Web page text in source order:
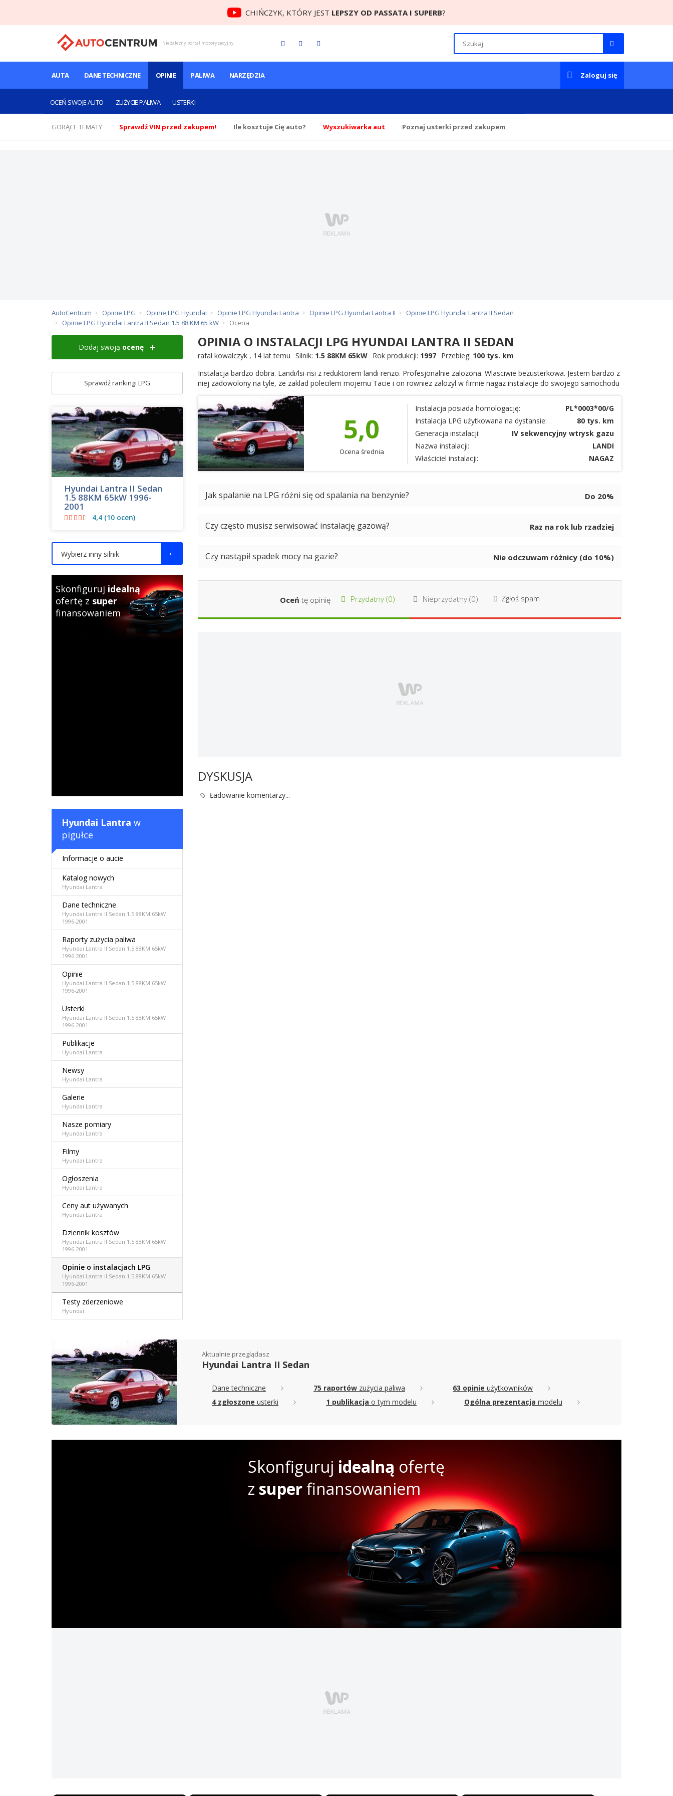
CHIŃCZYK, KTÓRY JEST LEPSZY OD PASSATA I SUPERB?
Niezależny portal motoryzacyjny
AUTA DANE TECHNICZNE OPINIE
OCEŃ SWOJE AUTO ZUŻYCIE PALIWA USTERKI
PALIWA NARZĘDZIA Zaloguj się
GORĄCE TEMATY Sprawdź VIN przed zakupem! Ile kosztuje Cię auto? Wyszukiwarka aut Poznaj usterki przed zakupem
AutoCentrum Opinie LPG Opinie LPG Hyundai Opinie LPG Hyundai Lantra Opinie LPG Hyundai Lantra II
Opinie LPG Hyundai Lantra II Sedan
Opinie LPG Hyundai Lantra II Sedan 1.5 88 KM 65 kW
Ocena
OPINIA O INSTALACJI LPG HYUNDAI LANTRA II SEDAN
rafal kowalczyk , 14 lat temu Silnik: 1.5 88KM 65kW Rok produkcji: 1997 Przebieg: 100 tys. km
Instalacja bardzo dobra. Landi/lsi-nsi z reduktorem landi renzo. Profesjonalnie zalozona. Wlasciwie bezusterkowa. Jestem bardzo z
niej zadowolony na tyle, ze zaklad polecilem mojemu Tacie i on rowniez zalozyl w firmie nagaz instalacje do swojego samochodu
5,0
Ocena średnia
Instalacja posiada homologację:
PL*0003*00/G
Instalacja LPG użytkowana na dystansie:
80 tys. km
Generacja instalacji:
IV sekwencyjny wtrysk gazu
Nazwa instalacji:
LANDI
Właściciel instalacji:
NAGAZ
Jak spalanie na LPG różni się od spalania na benzynie? Do 20%
Czy często musisz serwisować instalację gazową? Raz na rok lub rzadziej
Czy nastąpił spadek mocy na gazie? Nie odczuwam różnicy (do 10%)
Oceń tę opinię Przydatny (0) Nieprzydatny (0) Zgłoś spam
DYSKUSJA
Ładowanie komentarzy...
Dodaj swoją ocenę
Sprawdź rankingi LPG
Hyundai Lantra II Sedan
1.5 88KM 65kW 1996-
2001
4,4 (10 ocen)
Wybierz inny silnik
Skonfiguruj idealną
ofertę z super
finansowaniem
Hyundai Lantra w
pigułce
Informacje o aucie
Katalog nowych
Hyundai Lantra
Dane techniczne
Hyundai Lantra II Sedan 1.5 88KM 65kW
1996-2001
Raporty zużycia paliwa
Hyundai Lantra II Sedan 1.5 88KM 65kW
1996-2001
Opinie
Hyundai Lantra II Sedan 1.5 88KM 65kW
1996-2001
Usterki
Hyundai Lantra II Sedan 1.5 88KM 65kW
1996-2001
Publikacje
Hyundai Lantra
Newsy
Hyundai Lantra
Galerie
Hyundai Lantra
Nasze pomiary
Hyundai Lantra
Filmy
Hyundai Lantra
Ogłoszenia
Hyundai Lantra
Ceny aut używanych
Hyundai Lantra
Dziennik kosztów
Hyundai Lantra II Sedan 1.5 88KM 65kW
1996-2001
Opinie o instalacjach LPG
Hyundai Lantra II Sedan 1.5 88KM 65kW
1996-2001
Testy zderzeniowe
Hyundai
Aktualnie przeglądasz
Hyundai Lantra II Sedan
Dane techniczne 75 raportów zużycia paliwa 63 opinie użytkowników
4 zgłoszone usterki 1 publikacja o tym modelu Ogólna prezentacja modelu
Skonfiguruj idealną ofertę
z superfinansowaniem